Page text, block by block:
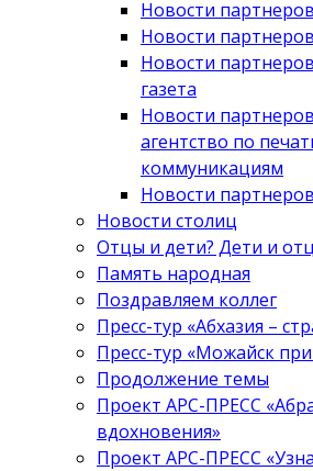
Новости
Новости
Новости
газета
Новости
агентство по
коммуникациям
Новости
Новости столиц
Отцы и дети? Дети и
Память народная
Поздравляем коллег
Пресс-тур «Абхазия –
Пресс-тур «Можайск
Продолжение темы
Проект АРС-ПРЕСС
вдохновения»
Проект АРС-ПРЕСС